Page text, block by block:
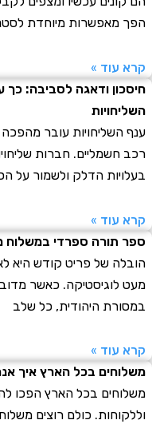
מאפשרות מיוחדת לסטנדרט
»
ודאגה לסביבה: כך
עובר מהפכה
חברות שליחויות
הדלק ולשמור על
»
ספרדי במשלוח מהיר
של פריט קודש היא לא עוד
כאשר מדובר
היהודית, כל שלב
»
בכל הארץ איך אנחנו
בכל הארץ הפכו להיות
כולם רוצים משלוח